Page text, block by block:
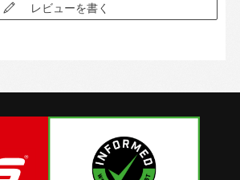
レビューを書く